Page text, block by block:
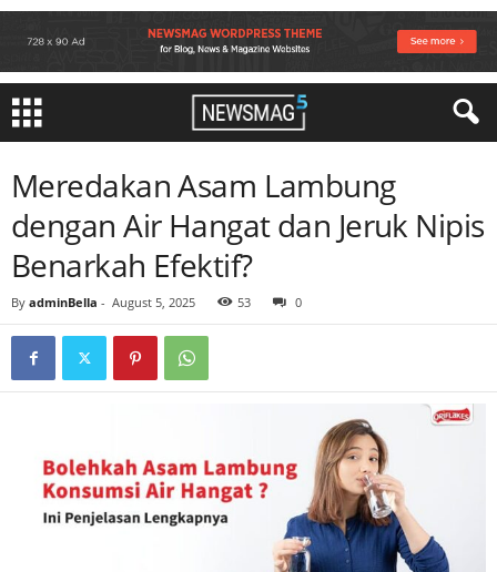
Meredakan Asam Lambung
dengan Air Hangat dan Jeruk Nipis
Benarkah Efektif?
By adminBella - August 5, 2025 53 0